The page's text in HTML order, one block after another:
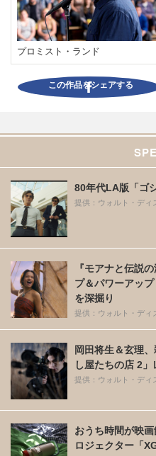
プロミスト・ランド
この作品をシェアする
80年代LA版「ゴ
提供：ウォルト・ディ
『モアナと伝説
プ＆パワーアッ
を深掘り
提供：ウォルト・ディ
岡田将生＆玄理
し屋たちの店 2」
提供：ウォルト・ディ
おうち時間が映
ロジェクター「